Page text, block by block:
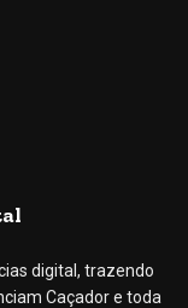
digital, trazendo
Caçador e toda